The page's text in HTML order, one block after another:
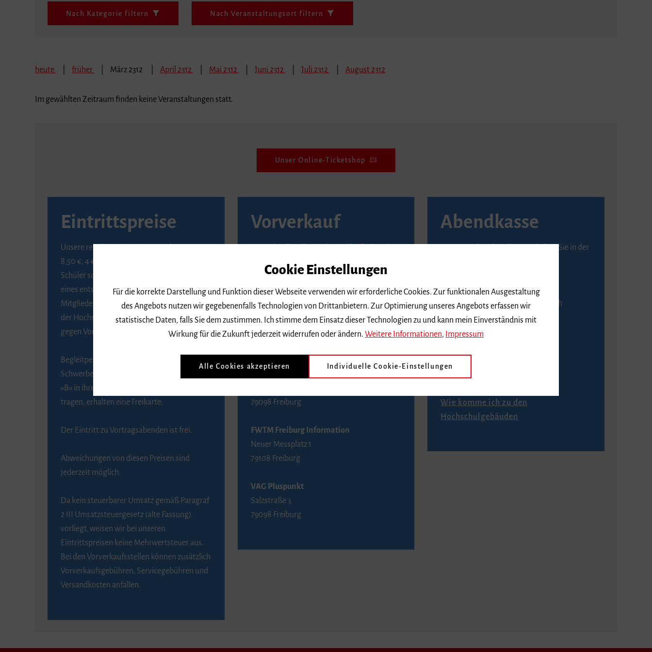
Nach Kategorie filtern Nach Veranstaltungsort filtern
heute früher März 2312 April 2312 Mai 2312 Juni 2312 Juli 2312 August 2312
Im gewählten Zeitraum finden keine Veranstaltungen statt.
Unser Online-Ticketshop
Eintrittspreise
Unsere regulären Eintrittspreise betragen
8,50 €, 4 € ermäßigt für Schülerinnen und
Schüler sowie Studierende gegen Vorlage
eines entsprechenden Nachweises, 6 € für
Mitglieder der Gesellschaft zur Förderung
der Hochschule für Musik Freiburg e. V.
gegen Vorlage des Mitgliedsausweises.
Begleitpersonen von Menschen mit
Schwerbehinderung, die das Merkzeichen
»B« in ihrem Schwerbehindertenausweis
tragen, erhalten eine Freikarte.
Der Eintritt zu Vortragsabenden ist frei.
Abweichungen von diesen Preisen sind
jederzeit möglich.
Da kein steuerbarer Umsatz gemäß Paragraf
2 III Umsatzsteuergesetz (alte Fassung)
vorliegt, weisen wir bei unseren
Eintrittspreisen keine Mehrwertsteuer aus.
Bei den Vorverkaufsstellen können zusätzlich
Vorverkaufsgebühren, Servicegebühren und
Versandkosten anfallen.
Vorverkauf
BZ-Kartenservice Freiburg
Kaiser-Joseph-Straße 229
79098 Freiburg
Telefon 0761 4968888 (Reservierungen sind
79098 Freiburg
FWTM Freiburg Information
Neuer Messplatz 1
79108 Freiburg
VAG Pluspunkt
Salzstraße 3
79098 Freiburg
Abendkasse
Karten an der Abendkasse erhalten Sie in der
An der Abendkasse ist ausschließlich
Barzahlung möglich.
Anfahrt
Wie komme ich zu den
Hochschulgebäuden
Cookie Einstellungen
Für die korrekte Darstellung und Funktion dieser Webseite verwenden wir erforderliche Cookies. Zur funktionalen Ausgestaltung
des Angebots nutzen wir gegebenenfalls Technologien von Drittanbietern. Zur Optimierung unseres Angebots erfassen wir
statistische Daten, falls Sie dem zustimmen. Ich stimme dem Einsatz dieser Technologien zu und kann mein Einverständnis mit
Wirkung für die Zukunft jederzeit widerrufen oder ändern. Weitere Informationen, Impressum
Alle Cookies akzeptieren Individuelle Cookie-Einstellungen